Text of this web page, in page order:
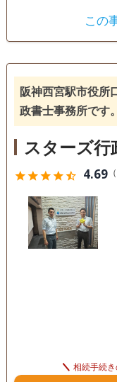
相続の問題に丁寧
相続人調査
電話相談可 訪問可
18時以降相談可 オ
この
阪神西宮駅市役所
政書士事務所です。
スターズ行
starstarstarstarstar_half 4.69（
相続手続